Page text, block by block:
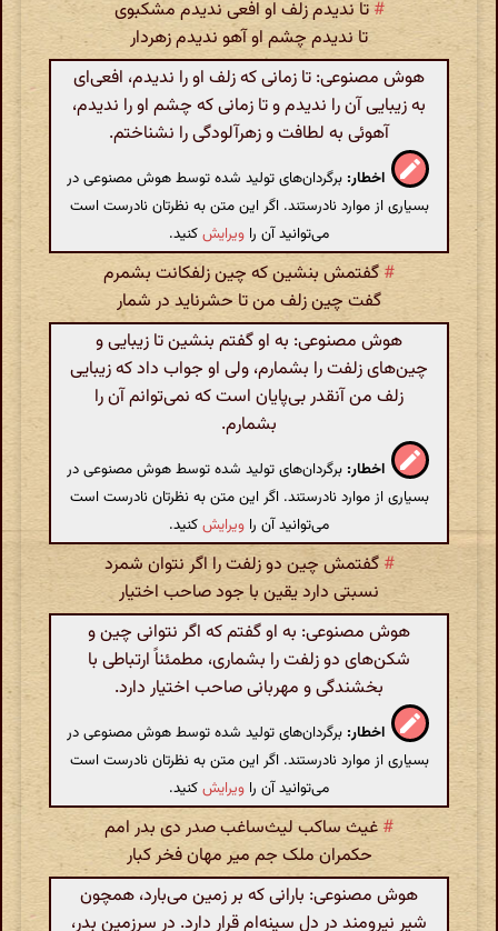
# تا ندیدم زلف او افعی ندیدم مشکبوی
تا ندیدم چشم او آهو ندیدم زهردار
هوش مصنوعی: تا زمانی که زلف او را ندیدم، افعی‌ای
به زیبایی آن را ندیدم و تا زمانی که چشم او را ندیدم،
آهوئی به لطافت و زهرآلودگی را نشناختم.
اخطار: برگردان‌های تولید شده توسط هوش مصنوعی در
بسیاری از موارد نادرستند. اگر این متن به نظرتان نادرست است
می‌توانید آن را ویرایشکنید.
# گفتمش بنشین ‌که چین زلفکانت بشمرم
گفت چین زلف من تا حشرناید در شمار
هوش مصنوعی: به او گفتم بنشین تا زیبایی و
چین‌های زلفت را بشمارم، ولی او جواب داد که زیبایی
زلف من آنقدر بی‌پایان است که نمی‌توانم آن را
بشمارم.
اخطار: برگردان‌های تولید شده توسط هوش مصنوعی در
بسیاری از موارد نادرستند. اگر این متن به نظرتان نادرست است
می‌توانید آن را ویرایشکنید.
# گفتمش چین دو زلفت را اگر نتوان شمرد
نسبتی دارد یقین با جود صاحب اختیار
هوش مصنوعی: به او گفتم که اگر نتوانی چین و
شکن‌های دو زلفت را بشماری، مطمئناً ارتباطی با
بخشندگی و مهربانی صاحب اختیار دارد.
اخطار: برگردان‌های تولید شده توسط هوش مصنوعی در
بسیاری از موارد نادرستند. اگر این متن به نظرتان نادرست است
می‌توانید آن را ویرایشکنید.
# غیث ساکب لیث‌ساغب صدر دی بدر امم
حکمران ملک جم میر مهان فخر کبار
هوش مصنوعی: بارانی که بر زمین می‌بارد، همچون
شیر نیرومند در دل سینه‌ام قرار دارد. در سرزمین بدر،